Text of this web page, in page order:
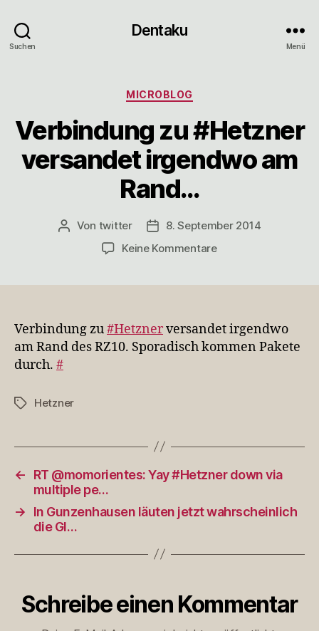
Suchen
Dentaku
Menü
Kategorien
MICROBLOG
Verbindung zu #Hetzner
versandet irgendwo am
Rand…
Beitragsautor
Von twitter Veröffentlichungsdatum
8. September 2014
Keine Kommentarezu
irgendwo
am
Verbindung zu#Hetznerversandet irgendwo
am Rand des RZ10. Sporadisch kommen Pakete
durch. #
Schlagwörter
Hetzner
←
RT @momorientes: Yay #Hetzner down via
multiple pe…
→
In Gunzenhausen läuten jetzt wahrscheinlich
die Gl…
Schreibe einen Kommentar